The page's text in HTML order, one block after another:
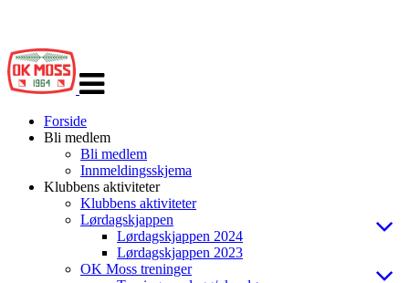
navigasjon
Forside
Bli medlem
Bli medlem
Innmeldingsskjema
Klubbens aktiviteter
Klubbens aktiviteter
Lørdagskjappen
Lørdagskjappen 2024
Lørdagskjappen 2023
OK Moss treninger